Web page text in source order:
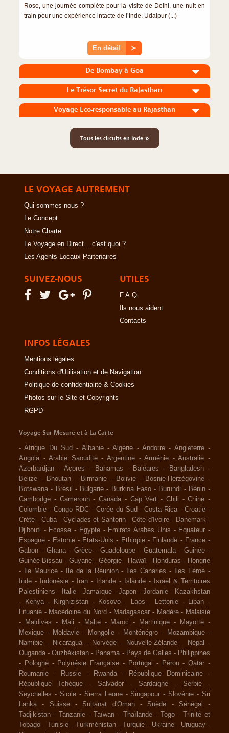
Rose, une journée complète pour la visite de Delhi, une nuit en
train pour une expérience intacte de l’Inde, Udaipur (...)
En détail ≻
De Bombay à Goa
Le Trésor Secret du Rajasthan
Voyage Eco-responsable au Rajasthan
Tous les circuits en Inde»
LE VOYAGE AUTREMENT
Qui sommes-nous ?
Le Concept
Notre Charte
Le Voyage en Direct... c'est quoi ?
Les Agents Locaux Partenaires
SUIVEZ-NOUS UTILES
F.A.Q
Ils nous aident
Contacts
INFOS LÉGALES
Mentions légales
Conditions d'Utilisation et de Navigation
Politique de confidentialité & Cookies
Photos sur le Site et Copyrights
RGPD
Voyage Sur Mesure et à La Carte
-Afrique Du Sud - Albanie -Algérie -Andorre - Angleterre -
Angola -Arabie Saoudite -Argentine -Arménie -Australie -
Azerbaïdjan - Açores - Bahamas - Baléares - Bangladesh -
Belize - Bhoutan - Birmanie - Bolivie - Bosnie-Herzégovine -
Botswana - Brésil - Bulgarie - Burkina Faso - Burundi - Bénin -
Cambodge - Cameroun - Canada - Cap Vert - Chili -Chine -
Colombie - Congo RDC - Corée du Sud -Costa Rica -Croatie -
Crète - Cuba - Cyclades et Santorin -Côte d'Ivoire - Danemark -
Djibouti - Ecosse - Egypte - Emirats Arabes Unis - Equateur -
Espagne - Estonie - Etats-Unis - Ethiopie - Finlande - France -
Gabon - Ghana - Grèce - Guadeloupe - Guatemala - Guinée -
Guinée-Bissau - Guyane - Géorgie - Hawaï - Honduras - Hongrie
-
Ile Maurice - Ile de la Réunion - Iles Canaries - Iles Féroé -
Inde - Indonésie - Iran - Irlande - Islande -
Israël & Territoires
Palestiniens - Italie - Jamaïque - Japon - Jordanie - Kazakhstan
-
Kenya - Kirghizistan - Kosovo - Laos - Lettonie - Liban -
Lituanie - Macédoine du Nord - Madagascar - Madère - Malaisie
-
Maldives - Mali - Malte - Maroc - Martinique - Mayotte -
Mexique - Moldavie - Mongolie - Monténégro - Mozambique -
Namibie - Nicaragua - Norvège - Nouvelle-Zélande - Népal
-
Ouganda -Ouzbékistan - Panama - Pays de Galles - Philippines
-
Pologne - Polynésie Française - Portugal - Pérou -Qatar -
Roumanie
- Russie - Rwanda - République Dominicaine
-
République Tchèque
- Salvador - Sardaigne - Serbie
-
Seychelles - Sicile - Sierra Leone - Singapour - Slovénie - Sri
Lanka
- Suisse - Sultanat d'Oman - Suède - Sénégal
-
Tadjikistan - Tanzanie - Taïwan - Thaïlande - Togo -
Trinité et
Tobago - Tunisie - Turkménistan - Turquie - Ukraine - Uruguay -